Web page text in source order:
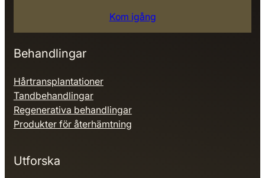
Behandlingar
Hårtransplantationer
Tandbehandlingar
Regenerativa behandlingar
Produkter för återhämtning
Utforska
Kom igång